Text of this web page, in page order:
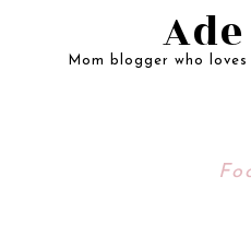
Mom blogger who